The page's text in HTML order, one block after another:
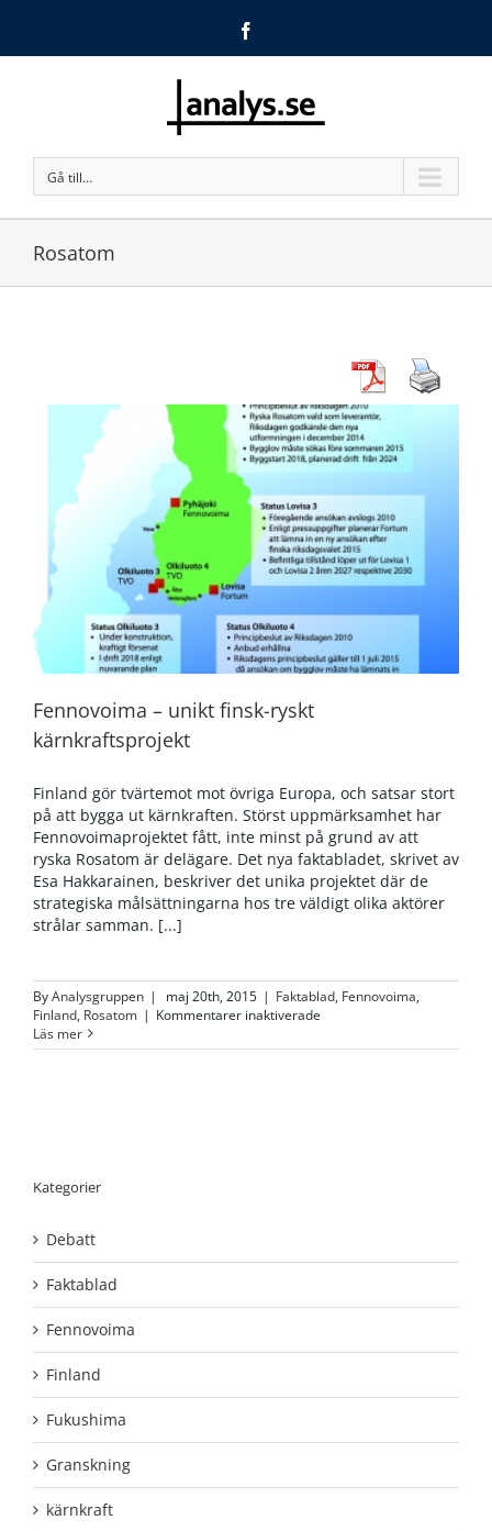
Gå till…
Rosatom
Fennovoima – unikt finsk-ryskt
kärnkraftsprojekt
Finland gör tvärtemot mot övriga Europa, och satsar stort
på att bygga ut kärnkraften. Störst uppmärksamhet har
Fennovoimaprojektet fått, inte minst på grund av att
ryska Rosatom är delägare. Det nya faktabladet, skrivet av
Esa Hakkarainen, beskriver det unika projektet där de
strategiska målsättningarna hos tre väldigt olika aktörer
strålar samman. [...]
ByAnalysgruppen | maj 20th, 2015 | Faktablad, Fennovoima,
Finland, Rosatom | Kommentarer inaktiverade
–
Läs mer
Kategorier
Debatt
Faktablad
Fennovoima
Finland
Fukushima
Granskning
kärnkraft